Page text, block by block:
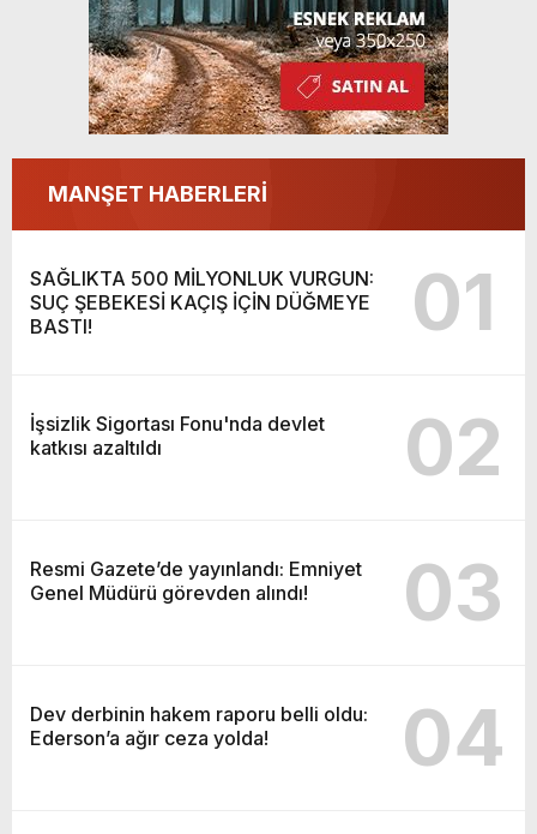
MANŞET HABERLERİ
SAĞLIKTA 500 MİLYONLUK VURGUN:
SUÇ ŞEBEKESİ KAÇIŞ İÇİN DÜĞMEYE
BASTI!
01
İşsizlik Sigortası Fonu'nda devlet
katkısı azaltıldı
02
Resmi Gazete’de yayınlandı: Emniyet
Genel Müdürü görevden alındı!
03
Dev derbinin hakem raporu belli oldu:
Ederson’a ağır ceza yolda!
04